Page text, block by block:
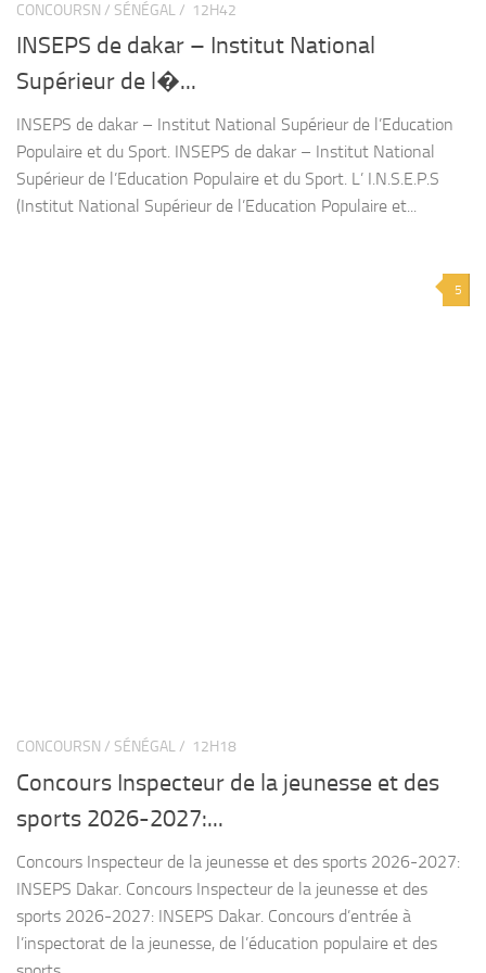
CONCOURSN / SÉNÉGAL / 12H42
INSEPS de dakar – Institut National
Supérieur de l�...
INSEPS de dakar – Institut National Supérieur de l’Education
Populaire et du Sport. INSEPS de dakar – Institut National
Supérieur de l’Education Populaire et du Sport. L’ I.N.S.E.P.S
(Institut National Supérieur de l’Education Populaire et...
5
CONCOURSN / SÉNÉGAL / 12H18
Concours Inspecteur de la jeunesse et des
sports 2026-2027:...
Concours Inspecteur de la jeunesse et des sports 2026-2027:
INSEPS Dakar. Concours Inspecteur de la jeunesse et des
sports 2026-2027: INSEPS Dakar. Concours d’entrée à
l’inspectorat de la jeunesse, de l’éducation populaire et des